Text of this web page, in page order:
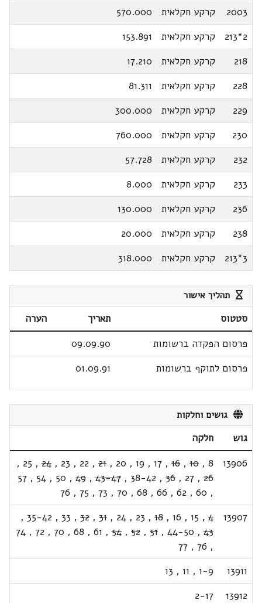
2003 קרקע חקלאית
570.000
2*213
קרקע חקלאית
153.891
218
קרקע חקלאית
17.210
228
קרקע חקלאית
81.311
229
קרקע חקלאית
300.000
230
קרקע חקלאית
760.000
232
קרקע חקלאית
57.728
233
קרקע חקלאית
8.000
236
קרקע חקלאית
130.000
238
קרקע חקלאית
20.000
3*213
קרקע חקלאית 318.000
תהליך אישור
סטטוס תאריך
הערה
פרסום הפקדה ברשומות
09.09.90
פרסום לתוקף ברשומות
01.09.91
גושים וחלקות
גוש
חלקה
13906
8
,
10
,
16
,
17
,
19
,
20
,
21
,
22
,
23
,
24
,
25
,
26
,
27
,
36
,
38-42
,
43-47
,
49
,
50
,
54
,
57
,
60
,
62
,
66
,
68
,
70
,
73
,
75
,
76
13907
4
,
15
,
16
,
18
,
23
,
24
,
31
,
32
,
33
,
35-42
,
43
,
44-50
,
51
,
52
,
54
,
61
,
68
,
70
,
72
,
74
,
76
,
77
13911
1-9
,
11
,
13
13912
2-17